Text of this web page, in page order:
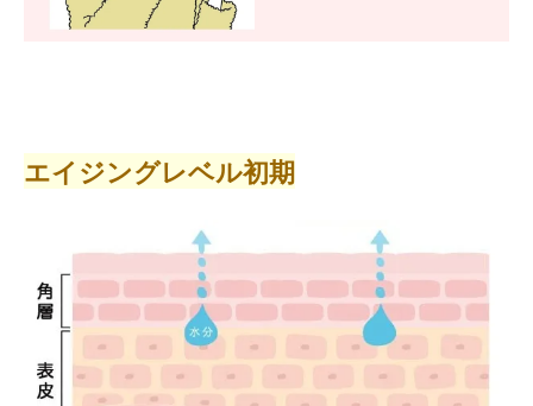
エイジングレベル初期